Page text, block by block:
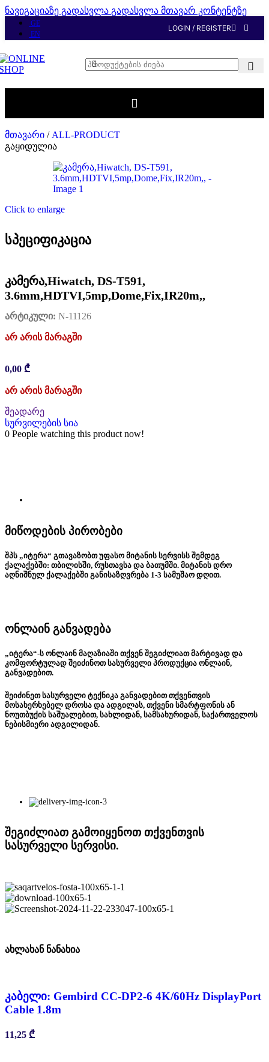
ნავიგაციაზე გადასვლა გადასვლა მთავარ კონტენტზე
GE
EN
LOGIN / REGISTER
მთავარი / ALL-PRODUCT
გაყიდულია
Click to enlarge
სპეციფიკაცია
კამერა,Hiwatch, DS-T591,
3.6mm,HDTVI,5mp,Dome,Fix,IR20m,,
არტიკული: N-11126
არ არის მარაგში
0,00 ₾
არ არის მარაგში
შეადარე
სურვილების სია
0 People watching this product now!
მიწოდების პირობები
შპს „იტერა“ გთავაზობთ უფასო მიტანის სერვისს შემდეგ
ქალაქებში: თბილისში, რუსთავსა და ბათუმში. მიტანის დრო
აღნიშნულ ქალაქებში განისაზღვრება 1-3 სამუშაო დღით.
ონლაინ განვადება
„იტერა“-ს ონლაინ მაღაზიაში თქვენ შეგიძლიათ მარტივად და
კომფორტულად შეიძინოთ სასურველი პროდუქცია ონლაინ,
განვადებით.
შეიძინეთ სასურველი ტექნიკა განვადებით თქვენთვის
მოსახერხებელ დროსა და ადგილას, თქვენი სმარტფონის ან
ნოუთბუქის საშუალებით, სახლიდან, სამსახურიდან, საქართველოს
ნებისმიერი ადგილიდან.
შეგიძლიათ გამოიყენოთ თქვენთვის
სასურველი სერვისი.
ახლახან ნანახია
კაბელი: Gembird CC-DP2-6 4K/60Hz DisplayPort
Cable 1.8m
11,25 ₾